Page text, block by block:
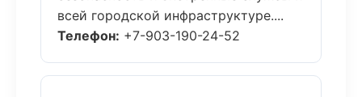
всей городской инфраструктуре....
Телефон: +7-903-190-24-52